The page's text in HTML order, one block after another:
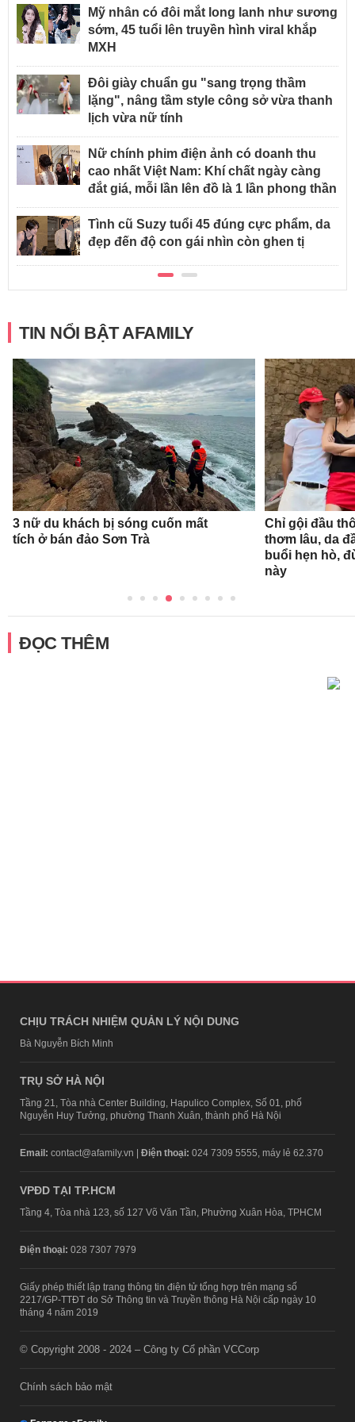
Mỹ nhân có đôi mắt long lanh như sương
sớm, 45 tuổi lên truyền hình viral khắp
MXH
Đôi giày chuẩn gu "sang trọng thầm
lặng", nâng tầm style công sở vừa thanh
lịch vừa nữ tính
Nữ chính phim điện ảnh có doanh thu
cao nhất Việt Nam: Khí chất ngày càng
đắt giá, mỗi lần lên đồ là 1 lần phong thần
Tình cũ Suzy tuổi 45 đúng cực phẩm, da
đẹp đến độ con gái nhìn còn ghen tị
TIN NỔI BẬT AFAMILY
3 nữ du khách bị sóng cuốn mất
tích ở bán đảo Sơn Trà
Chỉ gội đầu
thơm lâu, da
buổi hẹn hò,
này
ĐỌC THÊM
CHỊU TRÁCH NHIỆM QUẢN LÝ NỘI DUNG
Bà Nguyễn Bích Minh
TRỤ SỞ HÀ NỘI
Tầng 21, Tòa nhà Center Building, Hapulico Complex, Số 01, phố
Nguyễn Huy Tưởng, phường Thanh Xuân, thành phố Hà Nội
Email: contact@afamily.vn | Điện thoại: 024 7309 5555, máy lẻ 62.370
VPĐD TẠI TP.HCM
Tầng 4, Tòa nhà 123, số 127 Võ Văn Tần, Phường Xuân Hòa, TPHCM
Điện thoại: 028 7307 7979
Giấy phép thiết lập trang thông tin điện tử tổng hợp trên mạng số
2217/GP-TTĐT do Sở Thông tin và Truyền thông Hà Nội cấp ngày 10
tháng 4 năm 2019
© Copyright 2008 - 2024 – Công ty Cổ phần VCCorp
Chính sách bảo mật